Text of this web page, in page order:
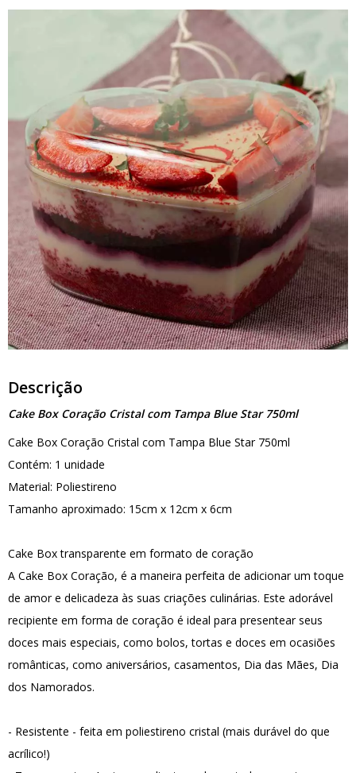
Descrição
Cake Box Coração Cristal com Tampa Blue Star 750ml
Cake Box Coração Cristal com Tampa Blue Star 750ml
Contém: 1 unidade
Material: Poliestireno
Tamanho aproximado: 15cm x 12cm x 6cm
Cake Box transparente em formato de coração
A Cake Box Coração, é a maneira perfeita de adicionar um toque
de amor e delicadeza às suas criações culinárias. Este adorável
recipiente em forma de coração é ideal para presentear seus
doces mais especiais, como bolos, tortas e doces em ocasiões
românticas, como aniversários, casamentos, Dia das Mães, Dia
dos Namorados.
- Resistente - feita em poliestireno cristal (mais durável do que
acrílico!)